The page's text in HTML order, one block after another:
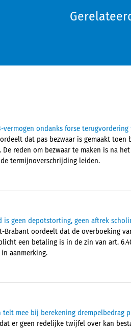
vermogen ondanks forse terugvordering
dat pas bezwaar is gemaakt
reden om bezwaar te maken is na
termijnoverschrijding leiden.
is geen depotstorting, geen aftrek
Brabant oordeelt dat de overboeking
een betaling is in de zin van art.
aanmerking.
telt mee bij berekening drempelbedrag
er geen redelijke twijfel over kan